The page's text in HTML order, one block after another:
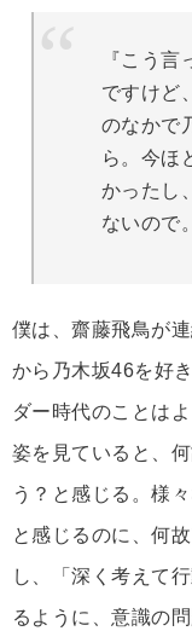
『こう
ですけど
のなかで
ら。今ほ
かったし
ないので
僕は、齋藤飛鳥が
から乃木坂46を好
ダー時代のことは
姿を見ていると、
う？と感じる。様
と感じるのに、何
し、「深く考えて
るように、意識の